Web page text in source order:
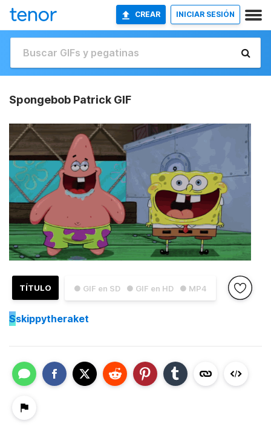
CREAR INICIAR SESIÓN
Spongebob Patrick GIF
● GIF en SD ● GIF en HD ● MP4
TÍTULO
Sskippytheraket